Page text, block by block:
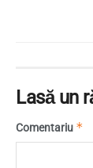
Lasă un
Comentariu *